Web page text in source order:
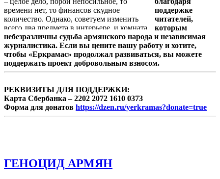
2014 году объем двустороннего торгового
оборота увеличился на 3%.
времени нет, то финансов скудное
количество. Однако, советуем изменить
всего два предмета в интерьере, и комната
изменится. Поменяйте шторы и подберите
люстру. Во-первых, прежде чем бежать в
магазин люстр, сядьте перед компьютером,
выдохните, чтобы справиться с
нетерпением. Далее просто зайдите на сайт
каталоге представленный выбор просто
заворожит вас. Светильники выполнены в
различных ...
поддержке
читателей,
которым
небезразличны судьба армянского народа и независимая
журналистика. Если вы цените нашу работу и хотите,
чтобы «Еркрамас» продолжал развиваться, вы можете
поддержать проект добровольным взносом.
РЕКВИЗИТЫ ДЛЯ ПОДДЕРЖКИ:
Карта Сбербанка – 2202 2072 1610 0373
Форма для донатов https://dzen.ru/yerkramas?donate=true
ГЕНОЦИД АРМЯН